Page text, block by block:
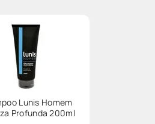
Lunis Homem
Profunda 200ml